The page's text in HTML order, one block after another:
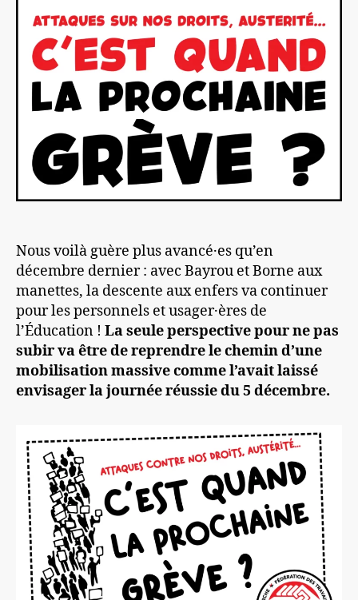
Nous voilà guère plus avancé·es qu’en
décembre dernier : avec Bayrou et Borne aux
manettes, la descente aux enfers va continuer
pour les personnels et usager·ères de
l’Éducation ! La seule perspective pour ne pas
subir va être de reprendre le chemin d’une
mobilisation massive comme l’avait laissé
envisager la journée réussie du 5 décembre.